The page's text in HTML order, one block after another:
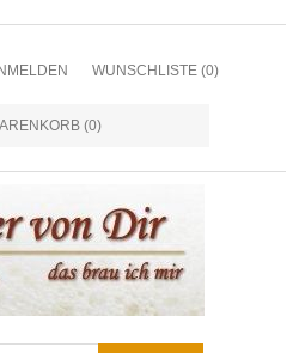
WUNSCHLISTE (0)
(0)